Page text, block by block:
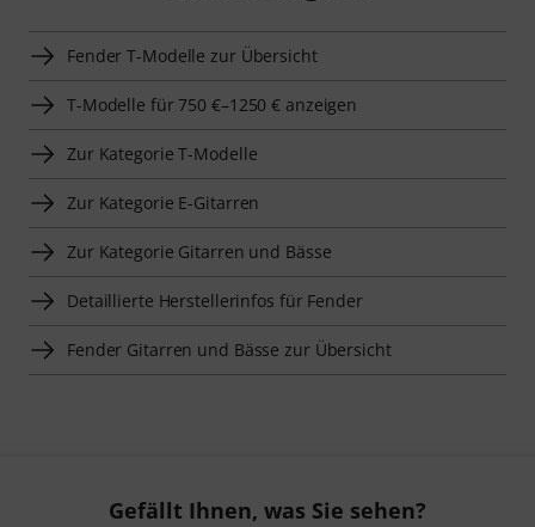
Fender T-Modelle zur Übersicht
T-Modelle für 750 €–1250 € anzeigen
Zur Kategorie T-Modelle
Zur Kategorie E-Gitarren
Zur Kategorie Gitarren und Bässe
Detaillierte Herstellerinfos für Fender
Fender Gitarren und Bässe zur Übersicht
Gefällt Ihnen, was Sie sehen?